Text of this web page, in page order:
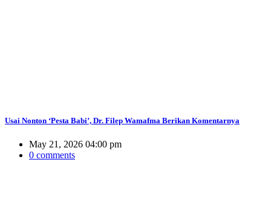
Usai Nonton ‘Pesta Babi’, Dr. Filep Wamafma Berikan Komentarnya
May 21, 2026 04:00 pm
0 comments